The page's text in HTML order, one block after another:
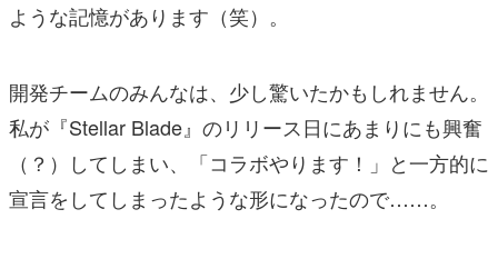
ような記憶があります（笑）。
開発チームのみんなは、少し驚いたかもしれません。
私が『Stellar Blade』のリリース日にあまりにも興奮
（？）してしまい、「コラボやります！」と一方的に
宣言をしてしまったような形になったので……。